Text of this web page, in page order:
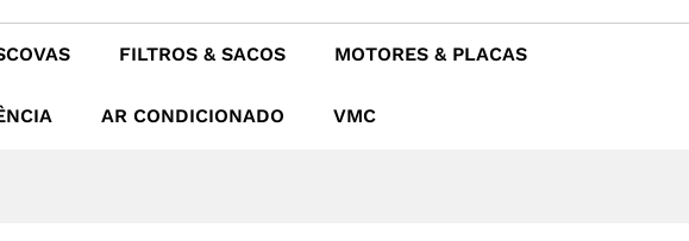
FILTROS & SACOS MOTORES & PLACAS
AR CONDICIONADO VMC